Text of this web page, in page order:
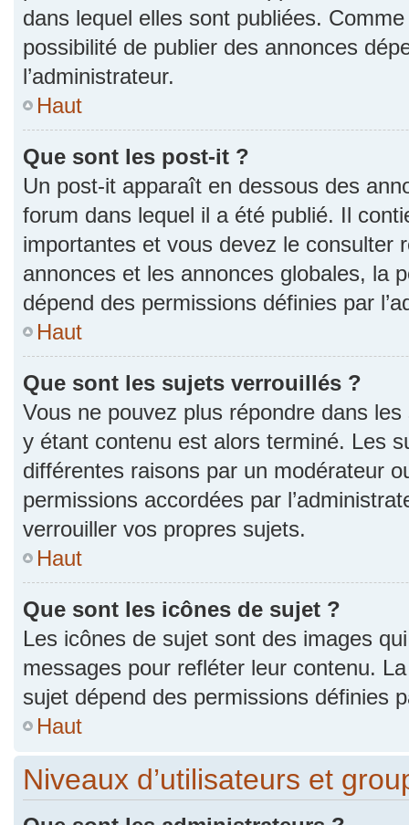
dans lequel elles sont publiées.
possibilité de publier des annonces
l’administrateur.
Haut
Que sont les post-it ?
Un post-it apparaît en dessous des
forum dans lequel il a été publié. Il
importantes et vous devez le consulter
annonces et les annonces globales, la
dépend des permissions définies par
Haut
Que sont les sujets verrouillés ?
Vous ne pouvez plus répondre dans
y étant contenu est alors terminé. Les
différentes raisons par un modérateur
permissions accordées par
verrouiller vos propres sujets.
Haut
Que sont les icônes de sujet ?
Les icônes de sujet sont des images
messages pour refléter leur contenu.
sujet dépend des permissions définies
Haut
Niveaux d’utilisateurs et